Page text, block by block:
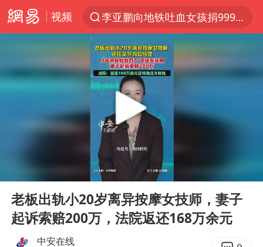
视频
李亚鹏向地铁吐血女孩捐99999元
服务提质，内需扩容有保障
官方通报传销头目出狱办书院
米兰1-1国米
台风白海豚或在华东沿海登陆
逃犯看演唱会 刚出地铁就被逮住
因凡蒂诺首次公开道歉
《Monica》填词人黎彼得去世
人贩子“梅姨”真实姓名曝光
Play
00:00 00:39
老板出轨小20岁离异按摩女技师，妻子
起诉索赔200万，法院返还168万余元
中安在线